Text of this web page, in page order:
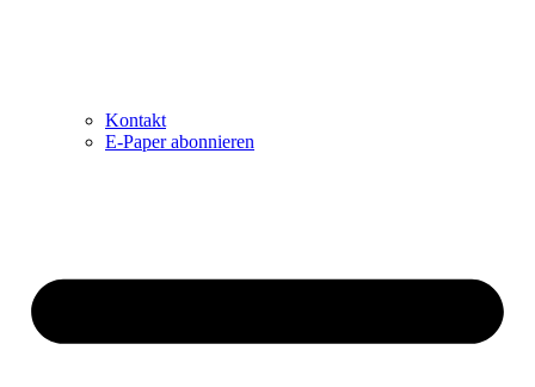
Kontakt
E-Paper abonnieren